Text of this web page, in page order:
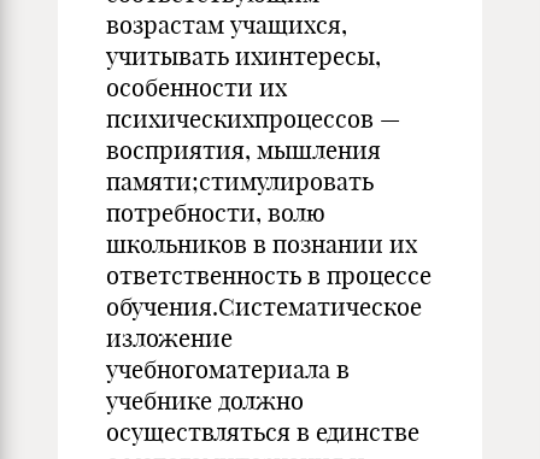
возрастам учащихся,
учитывать ихинтересы,
особенности их
психическихпроцессов —
восприятия, мышления
памяти;стимулировать
потребности, волю
школьников в познании их
ответственность в процессе
обучения.Систематическое
изложение
учебногоматериала в
учебнике должно
осуществляться в единстве